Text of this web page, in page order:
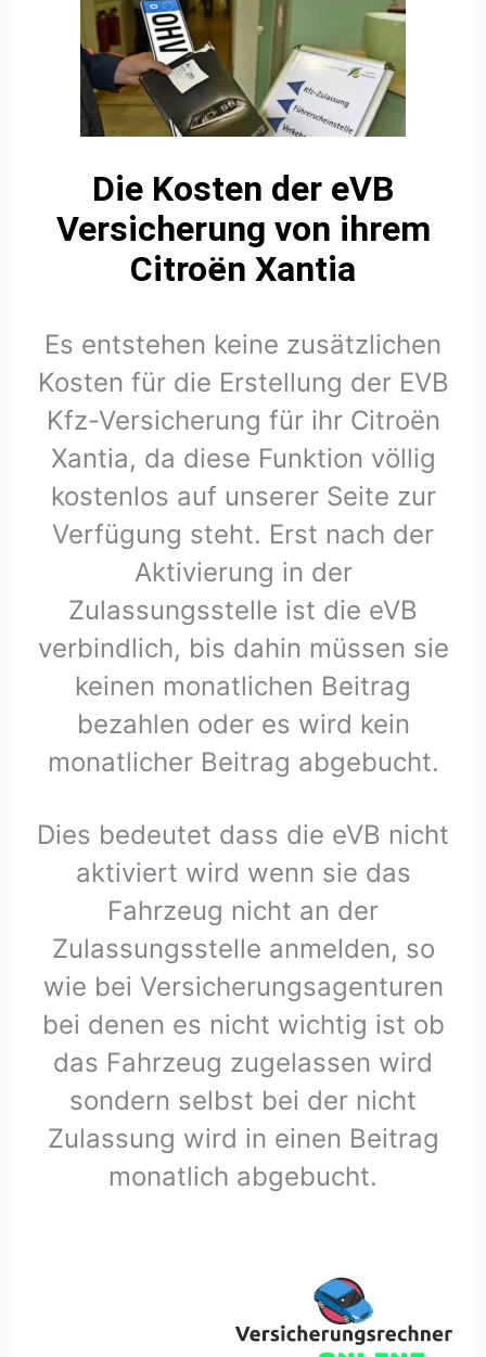
Die Kosten der eVB
Versicherung von ihrem
Citroën Xantia
Es entstehen keine zusätzlichen
Kosten für die Erstellung der EVB
Kfz-Versicherung für ihr Citroën
Xantia, da diese Funktion völlig
kostenlos auf unserer Seite zur
Verfügung steht. Erst nach der
Aktivierung in der
Zulassungsstelle ist die eVB
verbindlich, bis dahin müssen sie
keinen monatlichen Beitrag
bezahlen oder es wird kein
monatlicher Beitrag abgebucht.
Dies bedeutet dass die eVB nicht
aktiviert wird wenn sie das
Fahrzeug nicht an der
Zulassungsstelle anmelden, so
wie bei Versicherungsagenturen
bei denen es nicht wichtig ist ob
das Fahrzeug zugelassen wird
sondern selbst bei der nicht
Zulassung wird in einen Beitrag
monatlich abgebucht.